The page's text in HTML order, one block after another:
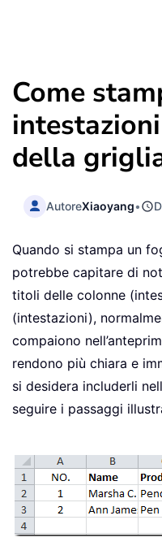
Come
della
AutoreXiaoyang•
Quando si stampa un
potrebbe capitare di
titoli delle colonne
(intestazioni),
compaiono
rendono più chiara e
si desidera includerli
seguire i passaggi